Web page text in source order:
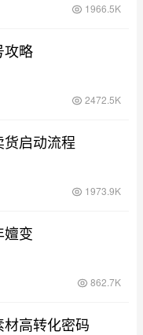
1966.5K
攻略
2472.5K
启动流程
1973.9K
嬗变
862.7K
高转化密码